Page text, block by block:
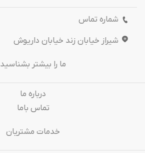
شماره تماس
شیراز خیابان زند خیابان داریوش
ما را بیشتر بشناسید
درباره‌ ما
تماس باما
خدمات مشتریان